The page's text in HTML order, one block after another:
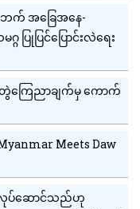
က် အခြေအနေ-
ြုပြင်ပြောင်းလဲရေး
ပူးတွဲကြေညာချက်မှ ကောက်
Meets Daw
လုပ်ဆောင်သည်ဟု